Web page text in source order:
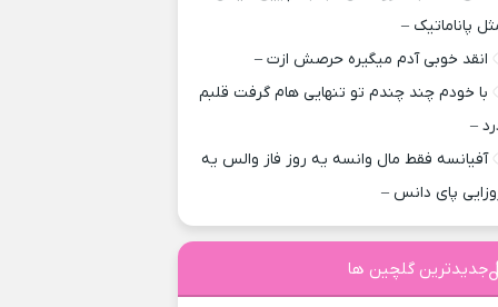
پاناماتیک –
انقد خوبی آدم میگیره حرصش ازت –
با خودم چند چندم تو تنهایی هام گرفت قلبم
–
آفیانسه فقط مال وانسه یه روز فاز والس یه
پای دانس –
جدیدترین گلچین ها